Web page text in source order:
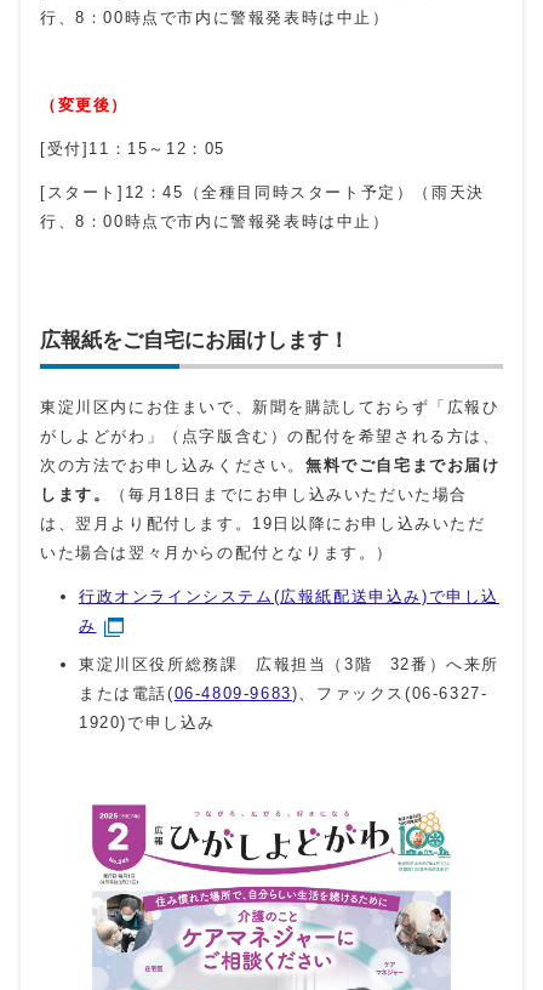
行、8：00時点で市内に警報発表時は中止）
（変更後）
[受付]11：15～12：05
[スタート]12：45（全種目同時スタート予定）（雨天決
行、8：00時点で市内に警報発表時は中止）
広報紙をご自宅にお届けします！
東淀川区内にお住まいで、新聞を購読しておらず「広報ひ
がしよどがわ」（点字版含む）の配付を希望される方は、
次の方法でお申し込みください。 無料でご自宅までお届け
します。
（毎月18日までにお申し込みいただいた場合
は、翌月より配付します。19日以降にお申し込みいただ
いた場合は翌々月からの配付となります。）
行政オンラインシステム(広報紙配送申込み)で申し込
み
東淀川区役所総務課 広報担当（3階 32番）へ来所
または電話(06-4809-9683)、ファックス(06-6327-
1920)で申し込み